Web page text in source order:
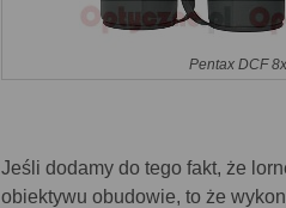
Pentax DCF
Jeśli dodamy do tego fakt, że
obiektywu obudowie, to że